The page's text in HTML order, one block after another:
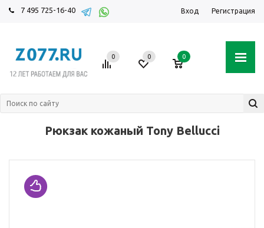
7 495 725-16-40 Вход Регистрация
0 0 0
Рюкзак кожаный Tony Bellucci